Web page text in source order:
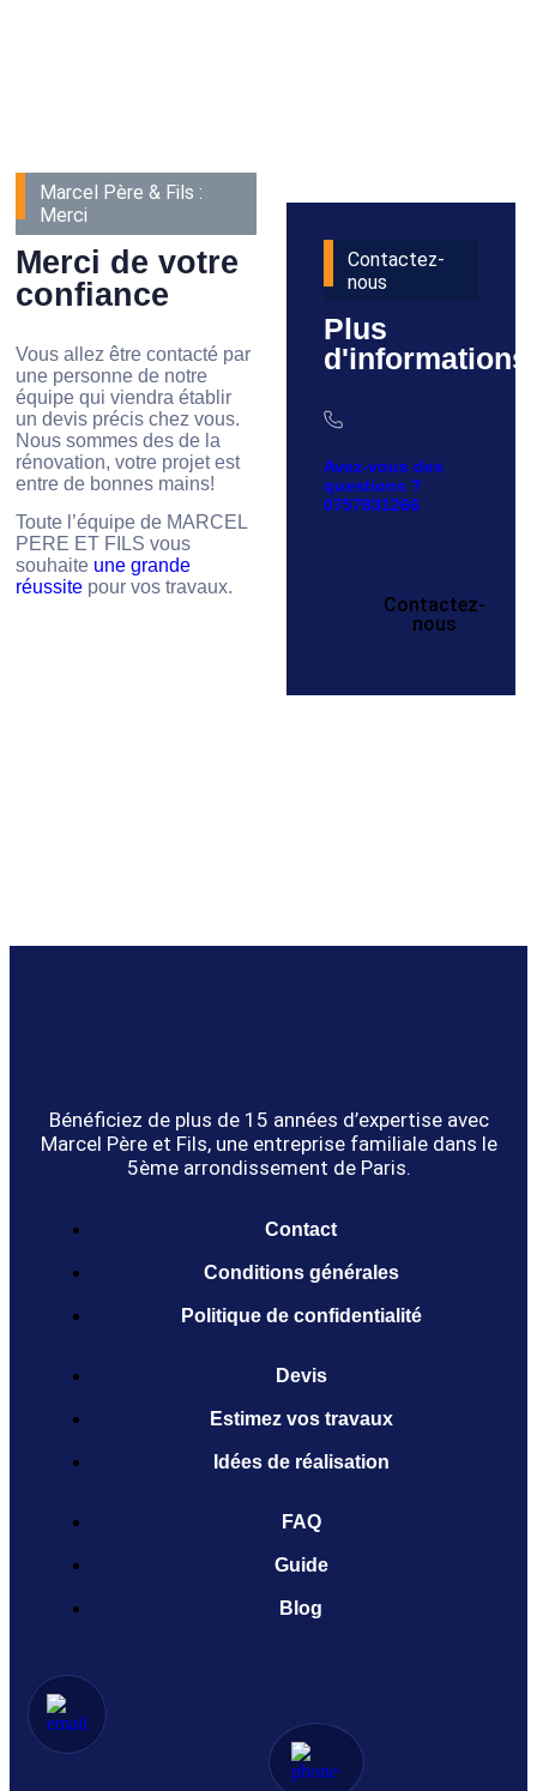
Marcel Père & Fils :
Merci
Merci de votre
confiance
Vous allez être contacté par
une personne de notre
équipe qui viendra établir
un devis précis chez vous.
Nous sommes des de la
rénovation, votre projet est
entre de bonnes mains!
Toute l’équipe de MARCEL
PERE ET FILS vous
souhaite une grande
réussite pour vos travaux.
Contactez-
nous
Plus
d'informations
Avez-vous des
questions ?
0757831266
Contactez-
nous
Bénéficiez de plus de 15 années d’expertise avec
Marcel Père et Fils, une entreprise familiale dans le
5ème arrondissement de Paris.
Contact
Conditions générales
Politique de confidentialité
Devis
Estimez vos travaux
Idées de réalisation
FAQ
Guide
Blog